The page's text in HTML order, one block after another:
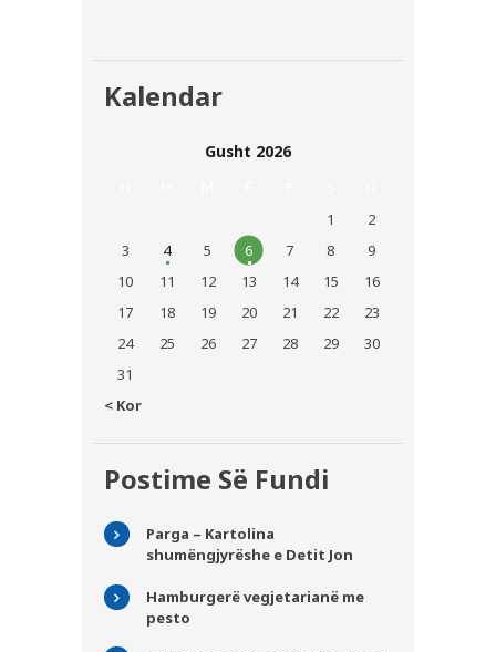
Kalendar
Gusht 2026
« Kor
1
2
3
4 5 6 7 8
9
10
11 12 13 14 15
16
17
18 19 20 21 22
23
24
25 26 27 28 29
30
31
Postime Së Fundi
Parga – Kartolina
shumëngjyrëshe e Detit Jon
Hamburgerë vegjetarianë me
pesto